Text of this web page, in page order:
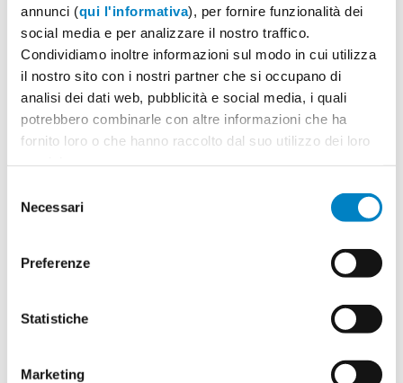
annunci (qui l'informativa), per fornire funzionalità dei
social media e per analizzare il nostro traffico.
Condividiamo inoltre informazioni sul modo in cui utilizza
il nostro sito con i nostri partner che si occupano di
analisi dei dati web, pubblicità e social media, i quali
potrebbero combinarle con altre informazioni che ha
fornito loro o che hanno raccolto dal suo utilizzo dei loro
delNecessari
Preferenze
Statistiche
Marketing
Marzo 2023
Dicembre 2022
Novembre 2022
Luglio 2022
Marzo 2021
Dicembre 2019
Settembre 2019
Luglio 2019